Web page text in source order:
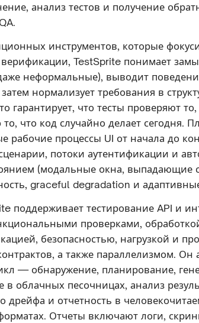
анализ тестов и получение
инструментов, которые
TestSprite понимает
неформальные), выводит
нормализует требования в
гарантирует, что тесты проверяют
то, что код случайно делает сегодня.
рабочие процессы UI от начала до
потоки аутентификации и
(модальные окна, выпадающие
graceful degradation и
поддерживает тестирование API и
проверками,
безопасностью, нагрузкой и
а также параллелизмом. Он
— обнаружение, планирование,
в облачных песочницах, анализ
дрейфа и отчетность в
Отчеты включают логи,